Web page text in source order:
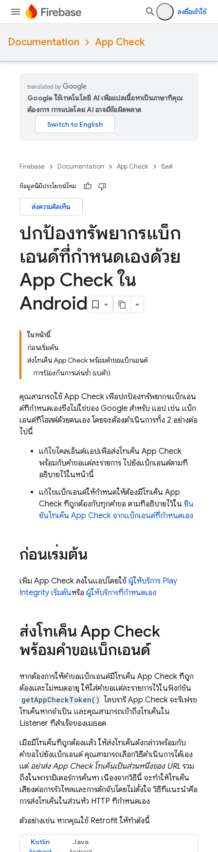
ลงชื่อเข้าใช้
Documentation App Check
Google ใช้เทคโนโลยี AI เพื่อแปลเนื้อหาเป็นภาษาที่คุณ
ต้องการ การแปลโดย AI อาจมีข้อผิดพลาด
Firebase Documentation App Check บิลด์
ข้อมูลนี้มีประโยชน์ไหม
ส่งความคิดเห็น
ปกป้องทรัพยากรแบ็ก
เอนด์ที่กำหนดเองด้วย
App Check ใน
Android
ในหน้านี้
ก่อนเริ่มต้น
ส่งโทเค็น App Check พร้อมคำขอแบ็กเอนด์
การป้องกันการเล่นซ้ำ (เบต้า)
คุณสามารถใช้ App Check เพื่อปกป้องทรัพยากรแบ็กเอน
ด์ที่กำหนดเองซึ่งไม่ใช่ของ Google สำหรับ แอป เช่น แบ็ก
เอนด์ที่โฮสต์ด้วยตนเอง โดยจะต้องดำเนินการทั้ง 2 อย่างต่อ
ไปนี้
แก้ไขไคลเอ็นต์แอปเพื่อส่งโทเค็น App Check
พร้อมกับคำขอแต่ละรายการ ไปยังแบ็กเอนด์ตามที่
อธิบายไว้ในหน้านี้
แก้ไขแบ็กเอนด์ให้กำหนดให้ต้องมีโทเค็น App
Check ที่ถูกต้องกับทุกคำขอ ตามที่อธิบายไว้ใน ยืน
ยันโทเค็น App Check จากแบ็กเอนด์ที่กำหนดเอง
ก่อนเริ่มต้น
เพิ่ม App Check ลงในแอปโดยใช้ ผู้ให้บริการ Play
Integrity เริ่มต้นหรือ ผู้ให้บริการที่กำหนดเอง
ส่งโทเค็นApp Check
พร้อมคำขอแบ็กเอนด์
หากต้องการให้คำขอแบ็กเอนด์มีโทเค็น App Check ที่ถูก
ต้องและไม่หมดอายุ ให้ใส่คำขอแต่ละรายการไว้ในฟังก์ชัน
getAppCheckToken() ไลบรารี App Check จะรีเฟรช
โทเค็นหากจำเป็น และคุณสามารถเข้าถึงโทเค็นใน
Listener ที่สำเร็จของเมธอด
เมื่อมีโทเค็นที่ถูกต้องแล้ว ให้ส่งโทเค็นดังกล่าวพร้อมกับ
คำขอไปยังแบ็กเอนด์ คุณสามารถเลือกวิธีดำเนินการได้เอง
แต่ อย่าส่งApp Checkโทเค็นเป็นส่วนหนึ่งของ URL รวม
ถึงในพารามิเตอร์การค้นหา เนื่องจากวิธีนี้ จะทำให้โทเค็น
เสี่ยงต่อการรั่วไหลและการดักจับโดยไม่ตั้งใจ วิธีที่แนะนำคือ
การส่งโทเค็นในส่วนหัว HTTP ที่กำหนดเอง
ตัวอย่างเช่น หากคุณใช้ Retrofit ให้ทำดังนี้
Kotlin Java